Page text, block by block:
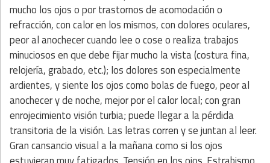
mucho los ojos o por trastornos de acomodación o
refracción, con calor en los mismos, con dolores oculares,
peor al anochecer cuando lee o cose o realiza trabajos
minuciosos en que debe fijar mucho la vista (costura fina,
relojería, grabado, etc.); los dolores son especialmente
ardientes, y siente los ojos como bolas de fuego, peor al
anochecer y de noche, mejor por el calor local; con gran
enrojecimiento visión turbia; puede llegar a la pérdida
transitoria de la visión. Las letras corren y se juntan al leer.
Gran cansancio visual a la mañana como si los ojos